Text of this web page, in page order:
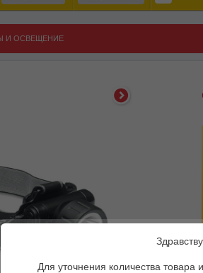
И ОСВЕЩЕНИЕ
Для уточнения количества товара